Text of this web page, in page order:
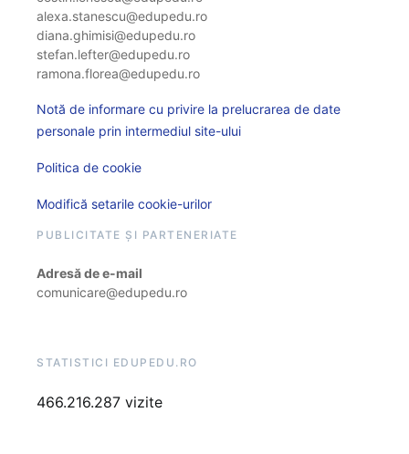
alexa.stanescu@edupedu.ro
diana.ghimisi@edupedu.ro
stefan.lefter@edupedu.ro
ramona.florea@edupedu.ro
Notă de informare cu privire la prelucrarea de date
personale prin intermediul site-ului
Politica de cookie
Modifică setarile cookie-urilor
PUBLICITATE ȘI PARTENERIATE
Adresă de e-mail
comunicare@edupedu.ro
STATISTICI EDUPEDU.RO
466.216.287 vizite